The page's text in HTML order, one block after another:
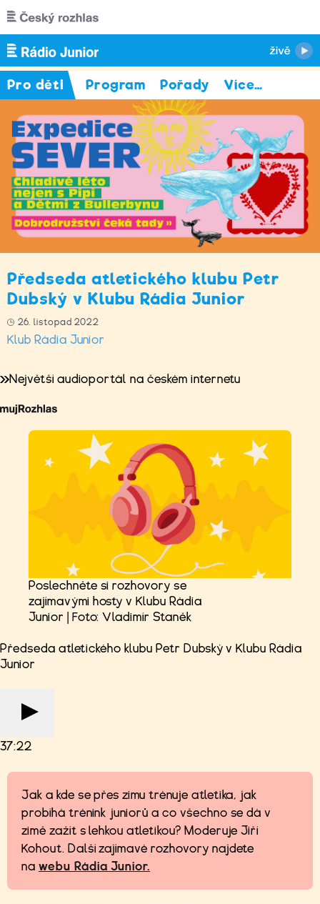
Přejít k hlavnímu obsahu
Pro děti Program Pořady Více…
Předseda atletického klubu Petr
Dubský v Klubu Rádia Junior
26. listopad 2022
Klub Rádia Junior
Největší audioportál na českém internetu
Poslechněte si rozhovory se
zajímavými hosty v Klubu Rádia
Junior | Foto: Vladimír Staněk
Předseda atletického klubu Petr Dubský v Klubu Rádia
Junior
37:22
Jak a kde se přes zimu trénuje atletika, jak
probíhá trénink juniorů a co všechno se dá v
zimě zažít s lehkou atletikou? Moderuje Jiří
Kohout. Další zajímavé rozhovory najdete
na webu Rádia Junior.